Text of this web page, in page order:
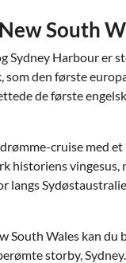
South
Sydney Harbour er
som den første
de første
cruise med
historiens vingesus,
langs
South Wales kan du
storby, Sydney.